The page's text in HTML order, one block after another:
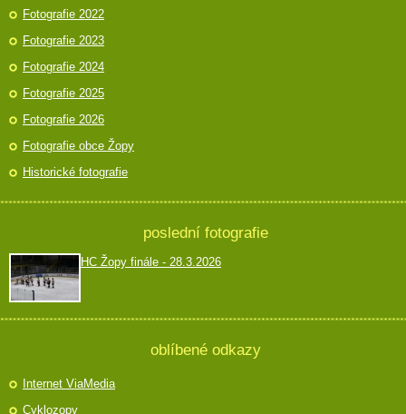
Fotografie 2022
Fotografie 2023
Fotografie 2024
Fotografie 2025
Fotografie 2026
Fotografie obce Žopy
Historické fotografie
poslední fotografie
HC Žopy finále - 28.3.2026
oblíbené odkazy
Internet ViaMedia
Cyklozopy